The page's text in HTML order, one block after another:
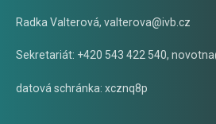
Radka Valterová, valterova@ivb.cz
Sekretariát: +420 543 422 540,
datová schránka: xcznq8p